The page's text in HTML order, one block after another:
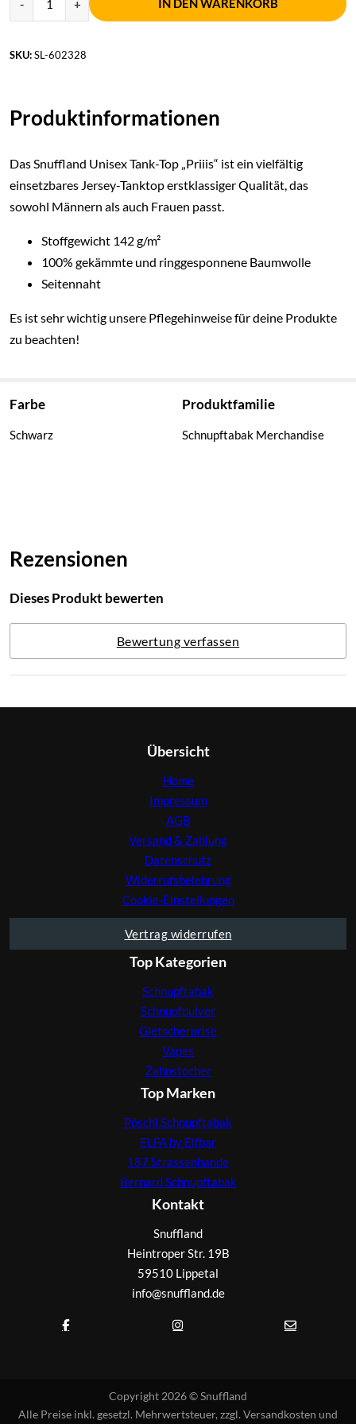
IN DEN WARENKORB
SKU:SL-602328
Produktinformationen
Das Snuffland Unisex Tank-Top „Priiis“ ist ein vielfältig
einsetzbares Jersey-Tanktop erstklassiger Qualität, das
sowohl Männern als auch Frauen passt.
Stoffgewicht 142 g/m²
100% gekämmte und ringgesponnene Baumwolle
Seitennaht
Es ist sehr wichtig unsere Pflegehinweise für deine Produkte
zu beachten!
Farbe
Schwarz
Produktfamilie
Schnupftabak Merchandise
Rezensionen
Dieses Produkt bewerten
Bewertung verfassen
Übersicht
Home
Impressum
AGB
Versand & Zahlung
Datenschutz
Widerrufsbelehrung
Cookie-Einstellungen
Vertrag widerrufen
Top Kategorien
Schnupftabak
Schnupfpulver
Gletscherprise
Vapes
Zahnstocher
Top Marken
Pöschl Schnupftabak
ELFA by Elfbar
187 Strassenbande
Bernard Schnupftabak
Kontakt
Snuffland
Heintroper Str. 19B
59510 Lippetal
info@snuffland.de
Copyright 2026 © Snuffland
Alle Preise inkl. gesetzl. Mehrwertsteuer, zzgl. Versandkosten und